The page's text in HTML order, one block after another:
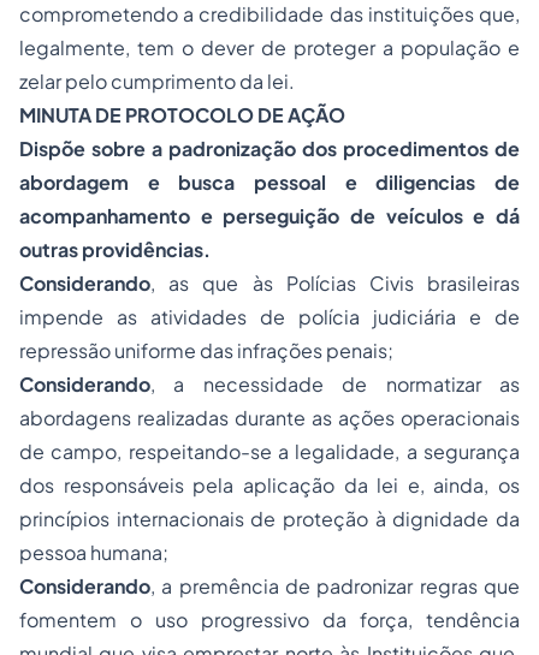
comprometendo a credibilidade das instituições que,
legalmente, tem o dever de proteger a população e
zelar pelo cumprimento da lei.
MINUTA DE PROTOCOLO DE AÇÃO
Dispõe sobre a padronização dos procedimentos de
abordagem e busca pessoal e diligencias de
acompanhamento e perseguição de veículos e dá
outras providências.
Considerando, as que às Polícias Civis brasileiras
impende as atividades de polícia judiciária e de
repressão uniforme das infrações penais;
Considerando, a necessidade de normatizar as
abordagens realizadas durante as ações operacionais
de campo, respeitando-se a legalidade, a segurança
dos responsáveis pela aplicação da lei e, ainda, os
princípios internacionais de proteção à dignidade da
pessoa humana;
Considerando, a premência de padronizar regras que
fomentem o uso progressivo da força, tendência